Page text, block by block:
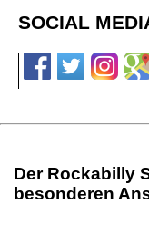
SOCIAL
Der Rockabilly
besonderen